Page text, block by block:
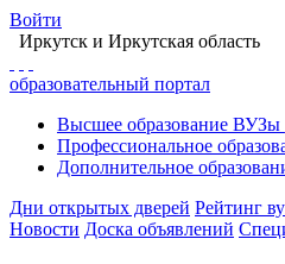
Войти
Иркутск и Иркутская область
образовательный портал
Высшее образование ВУЗы
Профессиональное
Дополнительное
Дни открытых дверей Рейтинг
Новости Доска объявлений